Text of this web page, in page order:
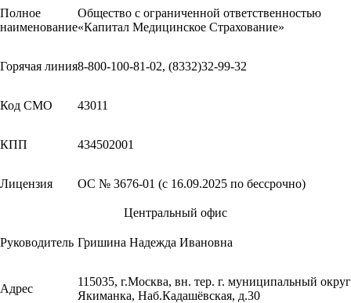
Полное
наименование
Общество с ограниченной ответственностью
«Капитал Медицинское Страхование»
Горячая линия8-800-100-81-02, (8332)32-99-32
Код СМО 43011
КПП 434502001
Лицензия ОС № 3676-01 (c 16.09.2025 по бессрочно)
Центральный офис
Руководитель Гришина Надежда Ивановна
Адрес
115035, г.Москва, вн. тер. г. муниципальный округ
Якиманка, Наб.Кадашёвская, д.30